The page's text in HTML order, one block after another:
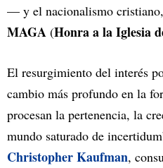
— y el nacionalismo cristiano,
MAGA (Honra a la Iglesia
El resurgimiento del interés
cambio más profundo en la
procesan la pertenencia, la
mundo saturado de
Christopher Kaufman,